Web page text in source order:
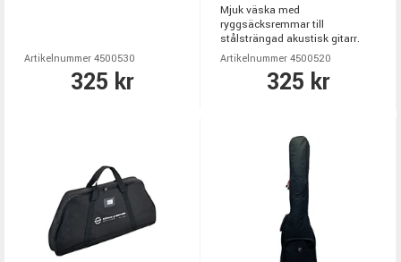
Artikelnummer 4500530
325 kr
Mjuk väska med
ryggsäcksremmar till
stålsträngad akustisk gitarr.
Artikelnummer 4500520
325 kr